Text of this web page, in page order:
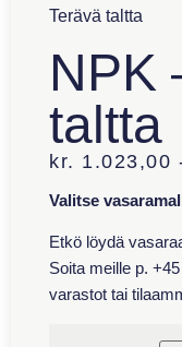
Terävä taltta
NPK
taltta
kr. 1.023,00
Valitse
Etkö löydä
Soita meille p.
varastot tai